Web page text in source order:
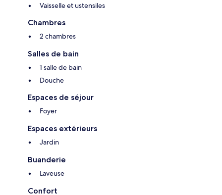
Vaisselle et ustensiles
Chambres
2 chambres
Salles de bain
1 salle de bain
Douche
Espaces de séjour
Foyer
Espaces extérieurs
Jardin
Buanderie
Laveuse
Confort